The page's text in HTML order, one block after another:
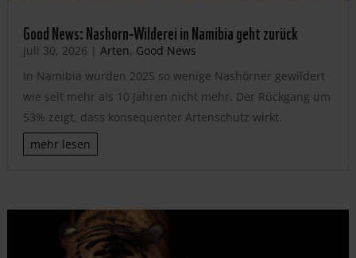
Good News: Nashorn-Wilderei in Namibia geht zurück
Juli 30, 2026 | Arten, Good News
In Namibia wurden 2025 so wenige Nashörner gewildert
wie seit mehr als 10 Jahren nicht mehr. Der Rückgang um
53% zeigt, dass konsequenter Artenschutz wirkt.
mehr lesen